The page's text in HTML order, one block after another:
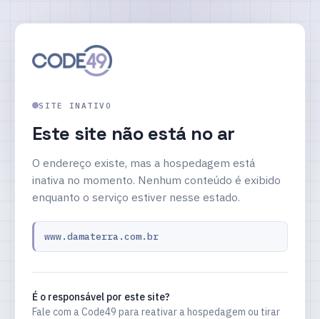
SITE INATIVO
Este site não está no ar
O endereço existe, mas a hospedagem está
inativa no momento. Nenhum conteúdo é exibido
enquanto o serviço estiver nesse estado.
www.damaterra.com.br
É o responsável por este site?
Fale com a Code49 para reativar a hospedagem ou tirar